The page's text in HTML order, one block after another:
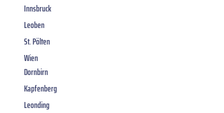
Innsbruck
Leoben
St. Pölten
Wien
Dornbirn
Kapfenberg
Leonding